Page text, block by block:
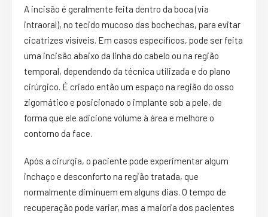
A incisão é geralmente feita dentro da boca (via
intraoral), no tecido mucoso das bochechas, para evitar
cicatrizes visíveis. Em casos específicos, pode ser feita
uma incisão abaixo da linha do cabelo ou na região
temporal, dependendo da técnica utilizada e do plano
cirúrgico. É criado então um espaço na região do osso
zigomático e posicionado o implante sob a pele, de
forma que ele adicione volume à área e melhore o
contorno da face.
Após a cirurgia, o paciente pode experimentar algum
inchaço e desconforto na região tratada, que
normalmente diminuem em alguns dias. O tempo de
recuperação pode variar, mas a maioria dos pacientes